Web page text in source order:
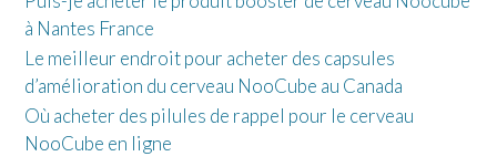
à Nantes France
Le meilleur endroit pour acheter des capsules
d’amélioration du cerveau NooCube au Canada
Où acheter des pilules de rappel pour le cerveau
NooCube en ligne